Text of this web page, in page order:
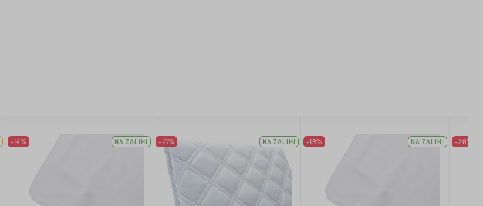
-14% NA ZALIHI -18% NA ZALIHI -19% NA ZALIHI -20%